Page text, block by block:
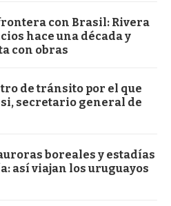
con Brasil: Rivera
hace una década y
con obras
de tránsito por el que
secretario general de
boreales y estadías
así viajan los uruguayos